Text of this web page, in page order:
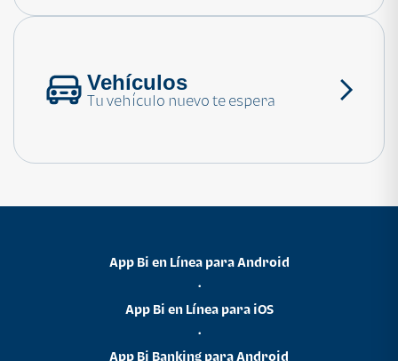
Vehículos
Tu vehículo nuevo te espera
App Bi en Línea para Android
•
App Bi en Línea para iOS
•
App Bi Banking para Android